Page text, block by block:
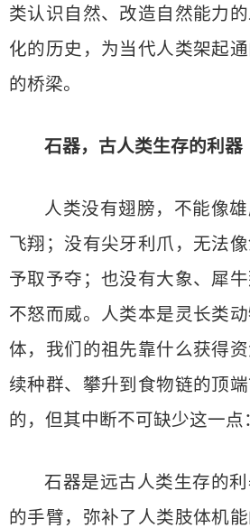
类认识自然、改造自然能力
化的历史，为当代人类架起
的桥梁。
石器，古人类生存的利器
人类没有翅膀，不能像
飞翔；没有尖牙利爪，无法
予取予夺；也没有大象、犀牛
不怒而威。人类本是灵长类
体，我们的祖先靠什么获得
续种群、攀升到食物链的顶
的，但其中断不可缺少这一点
石器是远古人类生存的
的手臂，弥补了人类肢体机